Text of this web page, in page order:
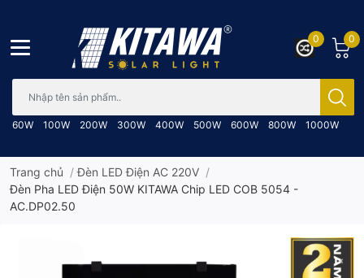
60W 100W 200W 300W 400W 500W 600W 800W 1000W
0
0
Trang chủ /Đèn LED Điện AC 220V /
Đèn Pha LED Điện 50W KITAWA Chip LED COB 5054 -
AC.DP02.50